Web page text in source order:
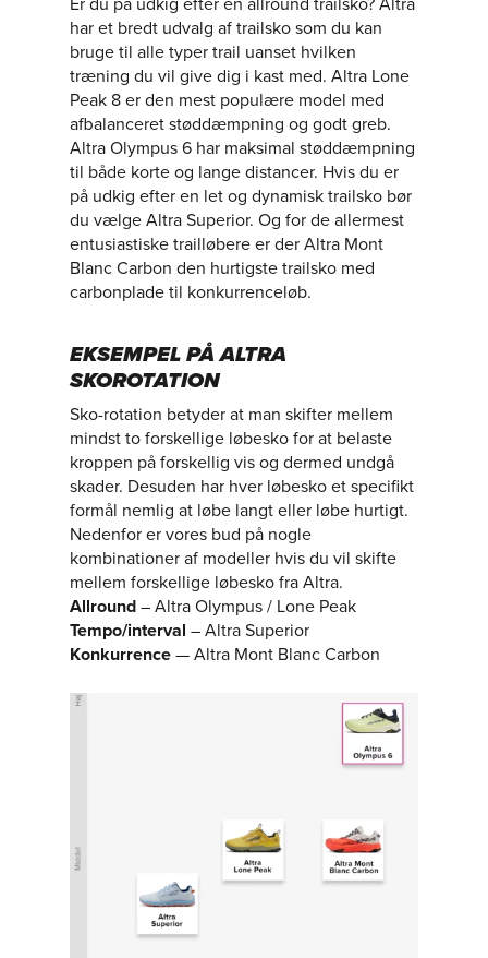
har et bredt udvalg af trailsko som du kan
bruge til alle typer trail uanset hvilken
træning du vil give dig i kast med. Altra Lone
Peak 8 er den mest populære model med
afbalanceret støddæmpning og godt greb.
Altra Olympus 6 har maksimal støddæmpning
til både korte og lange distancer. Hvis du er
på udkig efter en let og dynamisk trailsko bør
du vælge Altra Superior. Og for de allermest
entusiastiske trailløbere er der Altra Mont
Blanc Carbon den hurtigste trailsko med
carbonplade til konkurrenceløb.
EKSEMPEL PÅ ALTRA
SKOROTATION
Sko-rotation betyder at man skifter mellem
mindst to forskellige løbesko for at belaste
kroppen på forskellig vis og dermed undgå
skader. Desuden har hver løbesko et specifikt
formål nemlig at løbe langt eller løbe hurtigt.
Nedenfor er vores bud på nogle
kombinationer af modeller hvis du vil skifte
mellem forskellige løbesko fra Altra.
Allround – Altra Olympus / Lone Peak
Tempo/interval – Altra Superior
Konkurrence — Altra Mont Blanc Carbon